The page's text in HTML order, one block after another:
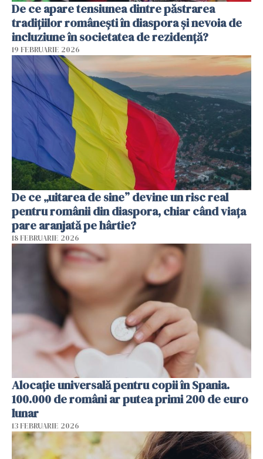
De ce apare tensiunea dintre păstrarea
tradițiilor românești în diaspora și nevoia de
incluziune în societatea de rezidență?
19 FEBRUARIE 2026
De ce „uitarea de sine” devine un risc real
pentru românii din diaspora, chiar când viața
pare aranjată pe hârtie?
18 FEBRUARIE 2026
Alocație universală pentru copii în Spania.
100.000 de români ar putea primi 200 de euro
lunar
13 FEBRUARIE 2026